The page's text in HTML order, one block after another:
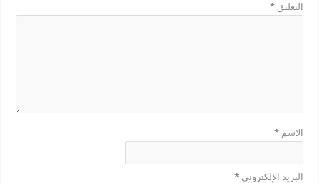
التعليق*
الاسم*
البريد الإلكتروني*